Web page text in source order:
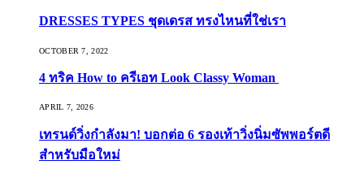
DRESSES TYPES ชุดเดรส ทรงไหนที่ใช่เรา
OCTOBER 7, 2022
4 ทริค How to ครีเอท Look Classy Woman
APRIL 7, 2026
เทรนด์วิ่งกำลังมา! บอกต่อ 6 รองเท้าวิ่งนิ่มซัพพอร์ตดี
สำหรับมือใหม่